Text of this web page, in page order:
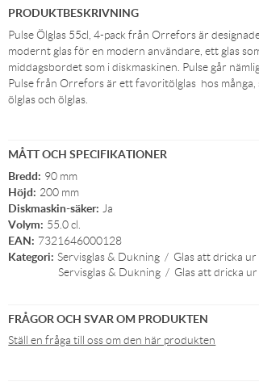
PRODUKTBESKRIVNING
Pulse Ölglas 55cl, 4-pack från Orrefors är
modernt glas för en modern användare, ett glas
middagsbordet som i diskmaskinen. Pulse går
Pulse från Orrefors är ett favoritölglas hos många,
ölglas och ölglas.
MÅTT OCH SPECIFIKATIONER
Bredd: 90 mm
Höjd: 200 mm
Diskmaskin-säker: Ja
Volym: 55.0 cl.
EAN: 7321646000128
Kategori: Servisglas & Dukning / Glas att dricka ur
Servisglas & Dukning / Glas att dricka ur
FRÅGOR OCH SVAR OM PRODUKTEN
Ställ en fråga till oss om den här produkten